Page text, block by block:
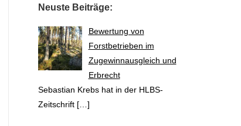
Neuste Beiträge:
Bewertung von
Forstbetrieben im
Zugewinnausgleich und
Erbrecht
Sebastian Krebs hat in der HLBS-
Zeitschrift […]